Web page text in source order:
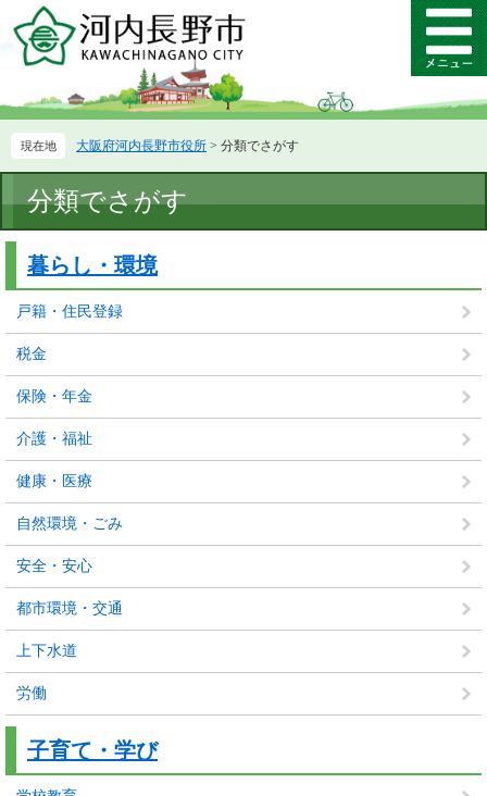
ー
先
す。
ニ
を
し
文
メ
ニ
ー
大阪府河内長野市役所 > 分類でさがす
文
分類でさがす
暮らし・環境
戸籍・住民登録
税金
保険・年金
介護・福祉
健康・医療
自然環境・ごみ
安全・安心
都市環境・交通
上下水道
労働
子育て・学び